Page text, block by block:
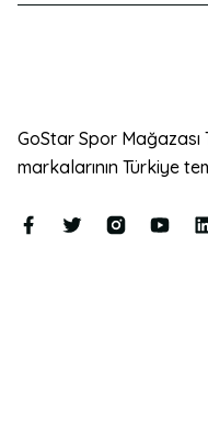
GoStar Spor
markalarının Türkiye